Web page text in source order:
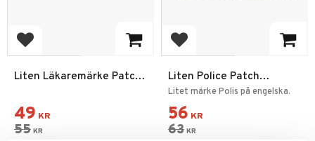
Add to favorites
Liten Läkaremärke Patch
49 KR
55 KR
Add to favorites
Liten Police Patch
Kardborre -12 Grå
Litet märke Polis på engelska.
56 KR
63 KR